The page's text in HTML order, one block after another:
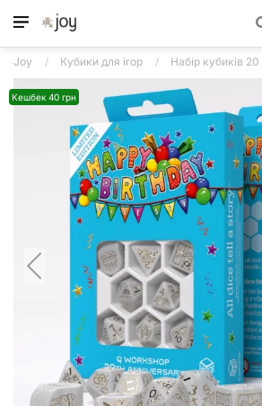
Joy Кубики для ігор Набір кубиків
Кешбек 40 грн